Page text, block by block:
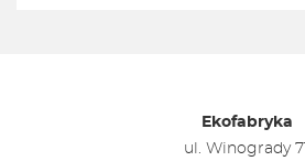
Ekofabryka
ul. Winogrady 71